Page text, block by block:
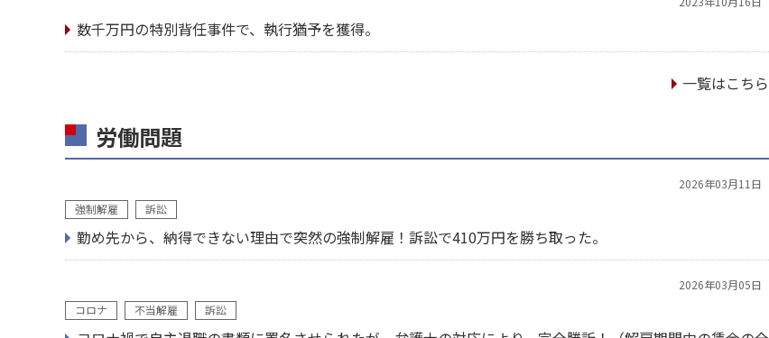
数千万円の特別背任事件で、執行猶予を獲得。
一覧はこちら
労働問題
2026年03月11日
強制解雇
訴訟
勤め先から、納得できない理由で突然の強制解雇！訴訟で410万円を勝ち取った。
2026年03月05日
コロナ
不当解雇 訴訟